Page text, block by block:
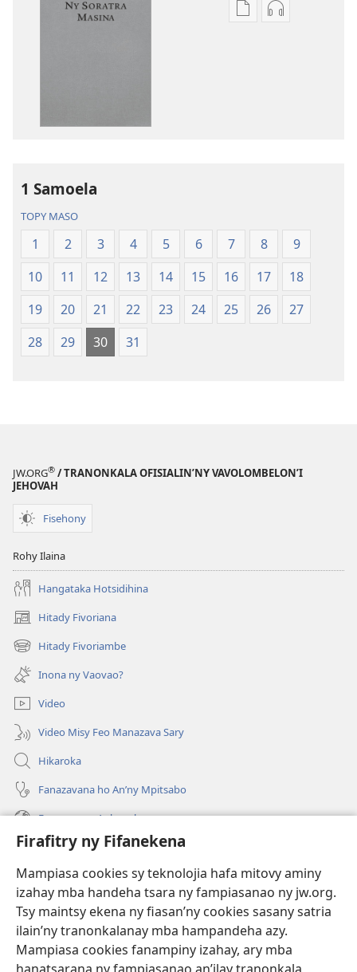
Firafitry ny Fifanekena
Mampiasa cookies sy teknolojia hafa mitovy aminy
izahay mba handeha tsara ny fampiasanao ny jw.org.
Tsy maintsy ekena ny fiasan’ny cookies sasany satria
ilain’ny tranonkalanay mba hampandeha azy.
Mampiasa cookies fanampiny izahay, ary mba
Fandikana
2021)
Fandikana
2021)
1 Samoela
TOPY MASO
1 2 3 4 5 6 7 8
9
10
11 12 13 14 15 16 17
18
19
20 21 22 23 24 25 26
27
28
29 30 31
JW.ORG® / TRANONKALA OFISIALIN’NY VAVOLOMBELON’I
JEHOVAH
Fisehony
Rohy Ilaina
Hangataka Hotsidihina
Hitady Fivoriana
(manokatra
rohy) Hitady Fivoriambe
(manokatra
rohy) Inona ny Vaovao?
Video
Video Misy Feo Manazava Sary
Hikaroka
Fanazavana ho An’ny Mpitsabo
Fanazavana Ankapobeny
Fanampiana
Fanomezana
(manokatra
rohy)
FITEHIRIZAM-BOKIN’NY Vavolombelon’i Jehovah
(manokatra
rohy)
JW Hub